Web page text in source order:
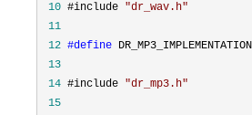
10 #include "dr_wav.h"
11
12 #define
13
14 #include "dr_mp3.h"
15